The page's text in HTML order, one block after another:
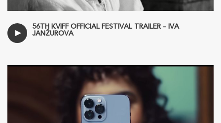
56TH KVIFF OFFICIAL FESTIVAL TRAILER – IVA
JANŽUROVA